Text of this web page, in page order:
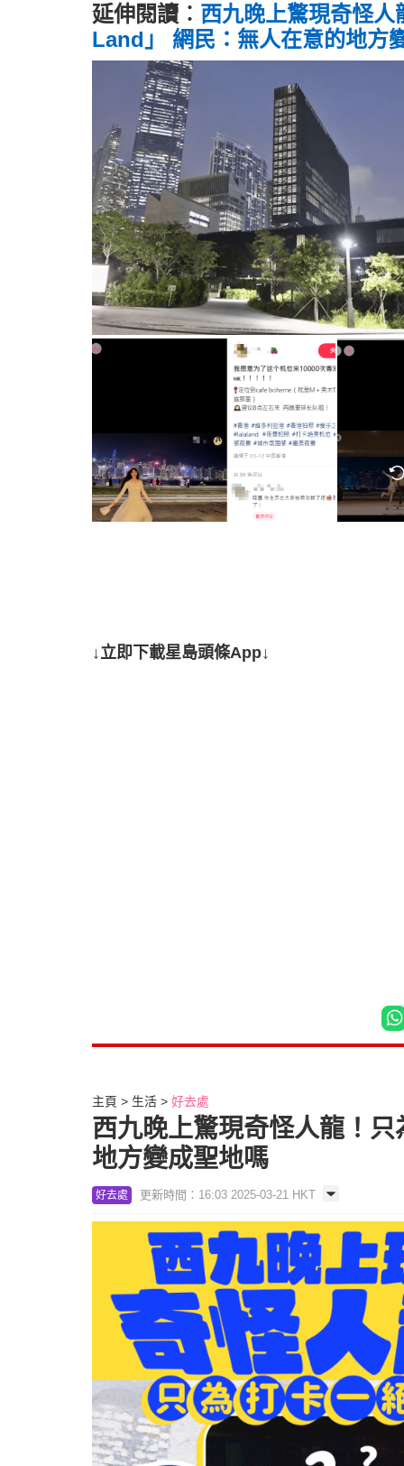
延伸閱讀︰ 西九晚上驚現奇怪
Land」 網民：無人在意的地方
↓立即下載星島頭條App↓
主頁 生活 好去處
西九晚上驚現奇怪人龍！
地方變成聖地嗎
好去處 更新時間：16:03 2025-03-21 HKT